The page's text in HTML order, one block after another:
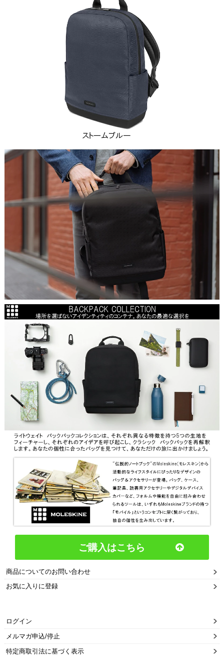
ご購入はこちら
商品についてのお問い合わせ
お気に入りに登録
ログイン
メルマガ申込/停止
特定商取引法に基づく表示